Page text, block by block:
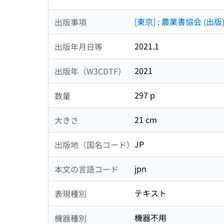
出版事項 [東京] : 農業書協会 (出版)
出版年月日等 2021.1
出版年（W3CDTF） 2021
数量 297 p
大きさ 21 cm
出版地（国名コード） JP
本文の言語コード jpn
表現種別 テキスト
機器種別 機器不用